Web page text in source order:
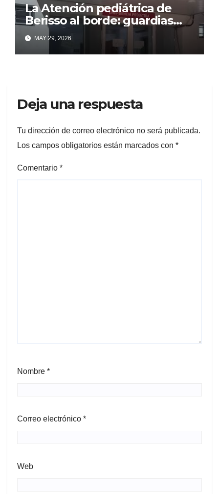
La Atención pediátrica de
Berisso al borde: guardias
saturadas por la alta
demanda
MAY 29, 2026
Deja una respuesta
Tu dirección de correo electrónico no será publicada.
Los campos obligatorios están marcados con *
Comentario *
Nombre *
Correo electrónico *
Web